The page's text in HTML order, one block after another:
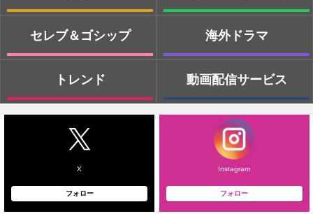
セレブ＆ゴシップ
トレンド
海外ドラマ
動画配信サービス
X
フォロー
Instagram
フォロー